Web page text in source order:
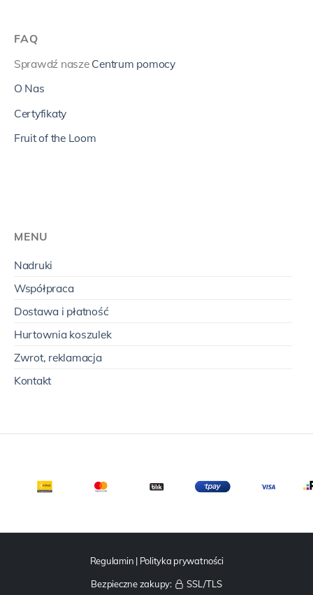
FAQ
Sprawdź nasze Centrum pomocy
O Nas
Certyfikaty
Fruit of the Loom
MENU
Nadruki
Współpraca
Dostawa i płatność
Hurtownia koszulek
Zwrot, reklamacja
Kontakt
Regulamin | Polityka prywatności
Bezpieczne zakupy: SSL/TLS